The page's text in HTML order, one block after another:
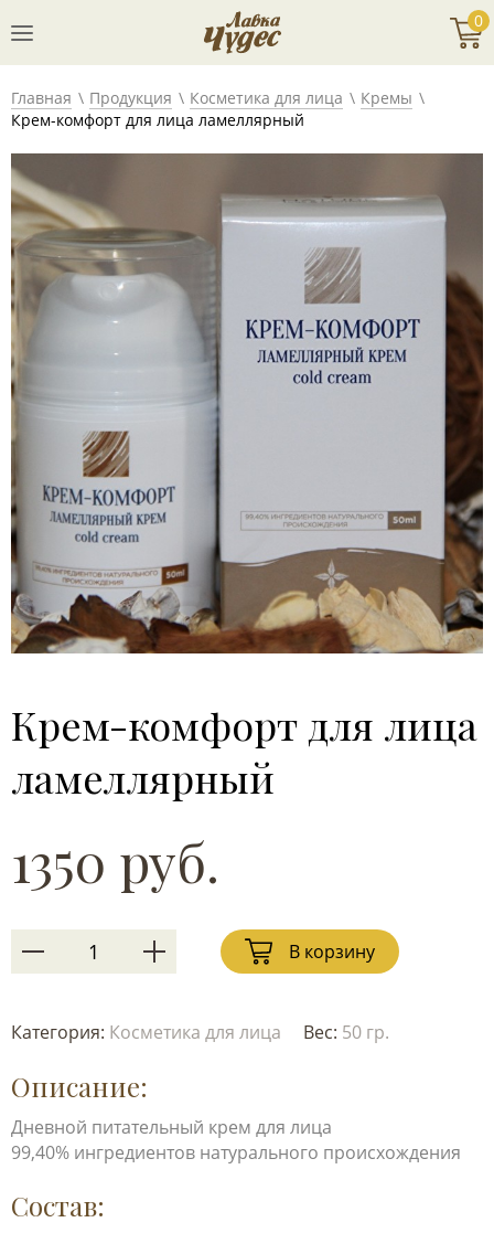
0
Главная Продукция Косметика для лица
Кремы
Крем-комфорт для лица ламеллярный
Крем-комфорт для лица
ламеллярный
1350 руб.
В корзину
Категория: Косметика для лица Вес: 50 гр.
Описание:
Дневной питательный крем для лица
99,40% ингредиентов натурального происхождения
Состав: